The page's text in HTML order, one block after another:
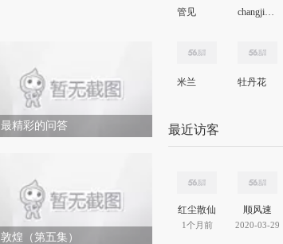
最精彩的问答
敦煌（第五集）
管见 changjiang
米兰 牡丹花
最近访客
红尘散仙
1个月前
顺风速
2020-03-29